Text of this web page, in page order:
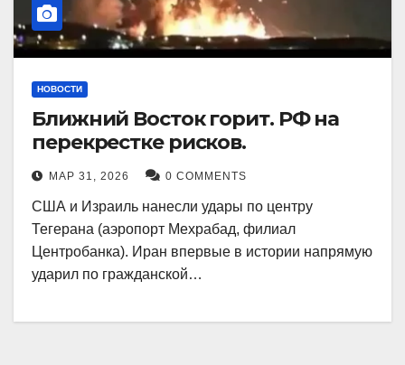
НОВОСТИ
Ближний Восток горит. РФ на
перекрестке рисков.
МАР 31, 2026 0 COMMENTS
США и Израиль нанесли удары по центру
Тегерана (аэропорт Мехрабад, филиал
Центробанка). Иран впервые в истории напрямую
ударил по гражданской…